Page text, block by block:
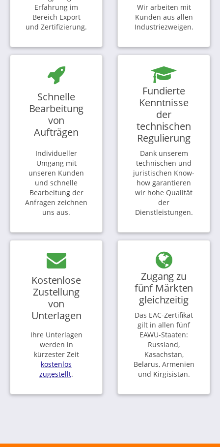
Erfahrung im
Bereich Export
und Zertifizierung.
Wir arbeiten mit
Kunden aus allen
Industriezweigen.
Schnelle
Bearbeitung
von
Aufträgen
Individueller
Umgang mit
unseren Kunden
und schnelle
Bearbeitung der
Anfragen zeichnen
uns aus.
Fundierte
Kenntnisse
der
technischen
Regulierung
Dank unserem
technischen und
juristischen Know-
how garantieren
wir hohe Qualität
der
Dienstleistungen.
Kostenlose
Zustellung
von
Unterlagen
Ihre Unterlagen
werden in
kürzester Zeit
kostenlos
zugestellt.
Zugang zu
fünf Märkten
gleichzeitig
Das EAC-Zertifikat
gilt in allen fünf
EAWU-Staaten:
Russland,
Kasachstan,
Belarus, Armenien
und Kirgisistan.